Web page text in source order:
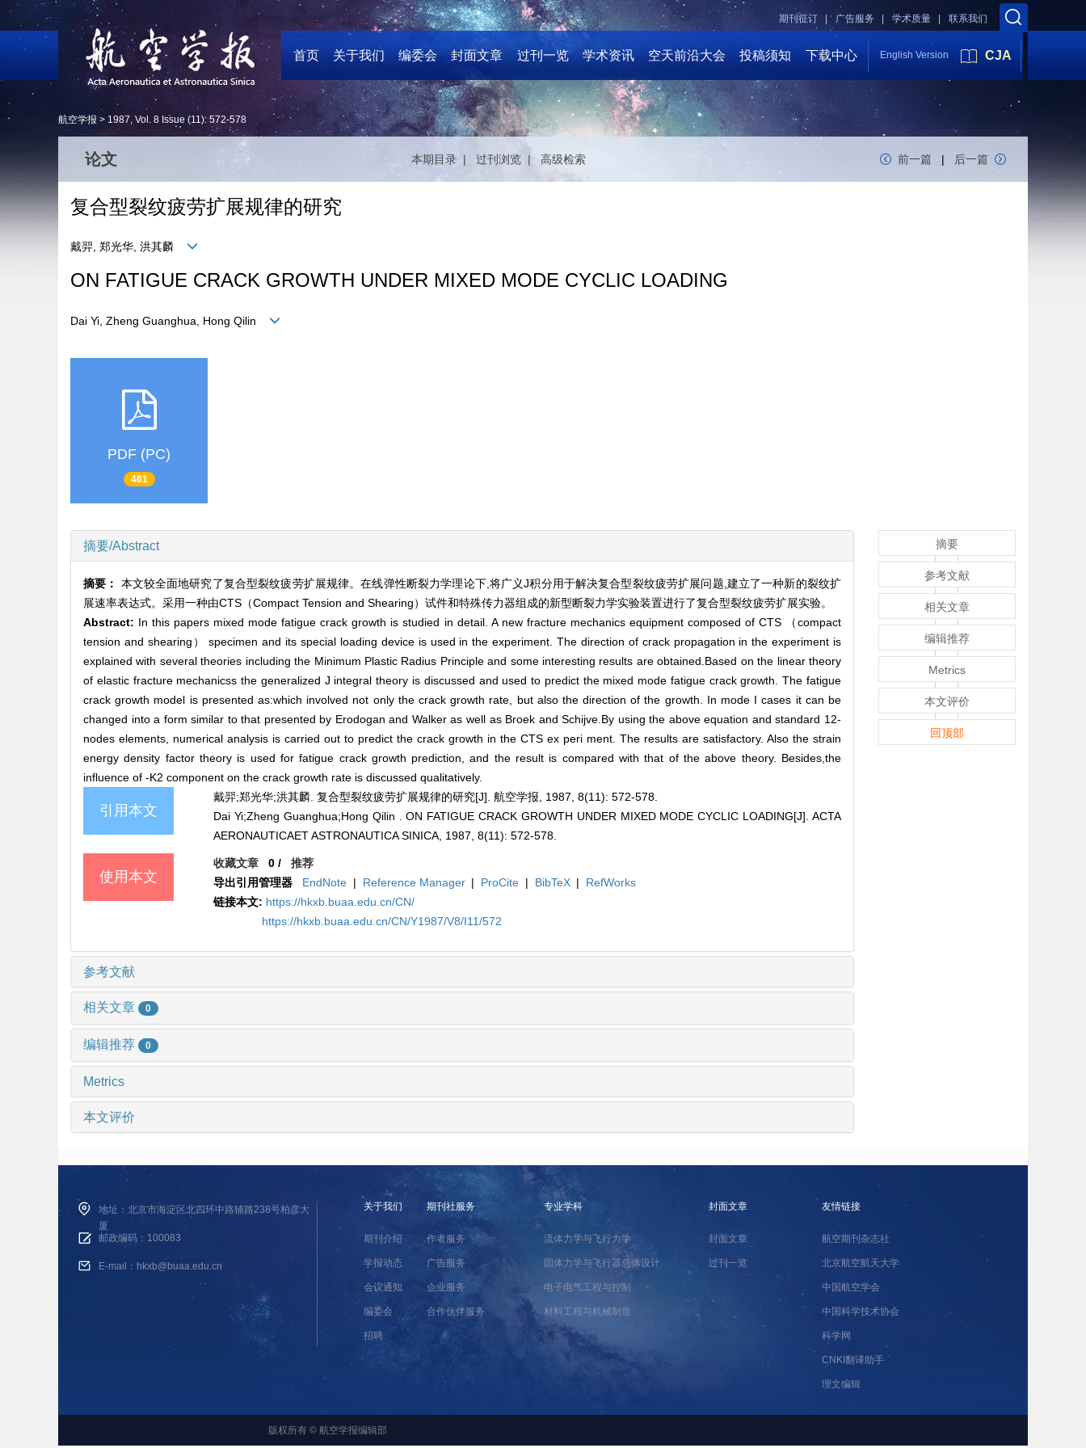
联系我们
学术质量 |
广告服务 |
期刊征订 |
首页 关于我们 编委会 封面文章 过刊一览 学术资讯 空天前沿大会 投稿须知 下载中心 English Version CJA
航空学报 > 1987, Vol. 8 Issue (11): 572-578
论文 本期目录 | 过刊浏览 | 高级检索 前一篇 | 后一篇
复合型裂纹疲劳扩展规律的研究
戴羿, 郑光华, 洪其麟
ON FATIGUE CRACK GROWTH UNDER MIXED MODE CYCLIC LOADING
Dai Yi, Zheng Guanghua, Hong Qilin
PDF (PC)
461
摘要/Abstract
摘要： 本文较全面地研究了复合型裂纹疲劳扩展规律。在线弹性断裂力学理论下,将广义J积分用于解决复合型裂纹疲劳扩展问题,建立了一种新的裂纹扩
展速率表达式。采用一种由CTS（Compact Tension and Shearing）试件和特殊传力器组成的新型断裂力学实验装置进行了复合型裂纹疲劳扩展实验。
Abstract: In this papers mixed mode fatigue crack growth is studied in detail. A new fracture mechanics equipment composed of CTS （compact
tension and shearing） specimen and its special loading device is used in the experiment. The direction of crack propagation in the experiment is
explained with several theories including the Minimum Plastic Radius Principle and some interesting results are obtained.Based on the linear theory
of elastic fracture mechanicss the generalized J integral theory is discussed and used to predict the mixed mode fatigue crack growth. The fatigue
crack growth model is presented as:which involved not only the crack growth rate, but also the direction of the growth. In mode I cases it can be
changed into a form similar to that presented by Erodogan and Walker as well as Broek and Schijve.By using the above equation and standard 12-
nodes elements, numerical analysis is carried out to predict the crack growth in the CTS ex peri ment. The results are satisfactory. Also the strain
energy density factor theory is used for fatigue crack growth prediction, and the result is compared with that of the above theory. Besides,the
influence of -K2 component on the crack growth rate is discussed qualitatively.
引用本文
戴羿;郑光华;洪其麟. 复合型裂纹疲劳扩展规律的研究[J]. 航空学报, 1987, 8(11): 572-578.
Dai Yi;Zheng Guanghua;Hong Qilin . ON FATIGUE CRACK GROWTH UNDER MIXED MODE CYCLIC LOADING[J]. ACTA
AERONAUTICAET ASTRONAUTICA SINICA, 1987, 8(11): 572-578.
使用本文
收藏文章 0 /推荐
导出引用管理器
EndNote | Reference Manager | ProCite | BibTeX |
RefWorks
链接本文: https://hkxb.buaa.edu.cn/CN/
https://hkxb.buaa.edu.cn/CN/Y1987/V8/I11/572
参考文献
相关文章 0
编辑推荐 0
Metrics
本文评价
摘要
参考文献
相关文章
编辑推荐
Metrics
本文评价
回顶部
地址：北京市海淀区北四环中路辅路238号柏彦大
厦
邮政编码：100083
E-mail：hkxb@buaa.edu.cn
关于我们
期刊介绍
学报动态
会议通知
编委会
招聘
期刊社服务
作者服务
广告服务
企业服务
合作伙伴服务
专业学科
流体力学与飞行力学
固体力学与飞行器总体设计
电子电气工程与控制
材料工程与机械制造
封面文章
封面文章
过刊一览
友情链接
航空期刊杂志社
北京航空航天大学
中国航空学会
中国科学技术协会
科学网
CNKI翻译助手
理文编辑
版权所有 © 航空学报编辑部